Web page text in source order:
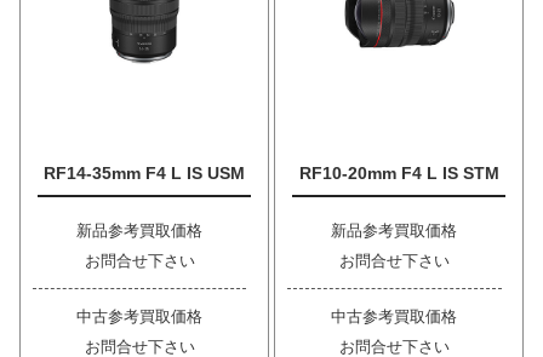
RF14-35mm F4 L IS USM
新品参考買取価格
お問合せ下さい
中古参考買取価格
お問合せ下さい
RF10-20mm F4 L IS STM
新品参考買取価格
お問合せ下さい
中古参考買取価格
お問合せ下さい